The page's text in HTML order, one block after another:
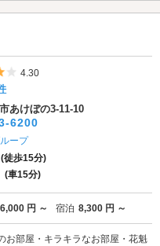
5つ星のうち4
4.30
あけぼの3-11-10
6200
ープ
徒歩15分)
(車15分)
6,000 円 ～ 宿泊 8,300 円 ～
部屋・キラキラなお部屋・花魁